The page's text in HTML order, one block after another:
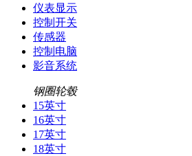
仪表显示
控制开关
传感器
控制电脑
影音系统
钢圈轮毂
15英寸
16英寸
17英寸
18英寸